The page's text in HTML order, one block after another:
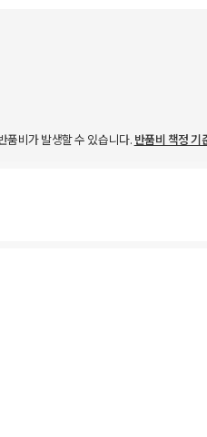
품비가 발생할 수 있습니다. 반품비 책정 기